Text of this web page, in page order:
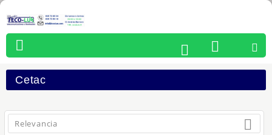

 

Cetac
Relevancia 